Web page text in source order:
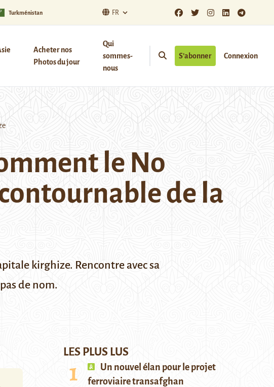
Turkménistan FR
Acheter nos
Photos du jour
Qui
sommes-
nous
S’abonner Connexion
le No
de la
kirghize. Rencontre avec sa
de nom.
LES PLUS LUS
Un nouvel élan pour le projet
ferroviaire transafghan